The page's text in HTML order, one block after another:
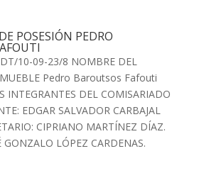
POSESIÓN PEDRO
10-09-23/8 NOMBRE DEL
Pedro Baroutsos Fafouti
INTEGRANTES DEL COMISARIADO
EDGAR SALVADOR CARBAJAL
CIPRIANO MARTÍNEZ DÍAZ.
GONZALO LÓPEZ CARDENAS.